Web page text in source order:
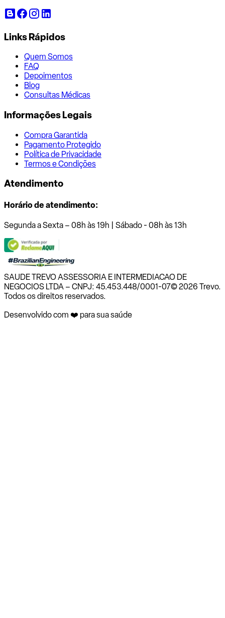
Links Rápidos
Quem Somos
FAQ
Depoimentos
Blog
Consultas Médicas
Informações Legais
Compra Garantida
Pagamento Protegido
Política de Privacidade
Termos e Condições
Atendimento
Horário de atendimento:
Segunda a Sexta – 08h às 19h | Sábado - 08h às 13h
SAUDE TREVO ASSESSORIA E INTERMEDIACAO DE
NEGOCIOS LTDA – CNPJ: 45.453.448/0001-07© 2026 Trevo.
Todos os direitos reservados.
Desenvolvido com ❤️ para sua saúde